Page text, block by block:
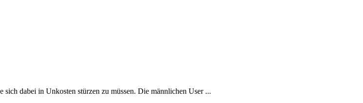
dabei in Unkosten stürzen zu müssen. Die männlichen User ...